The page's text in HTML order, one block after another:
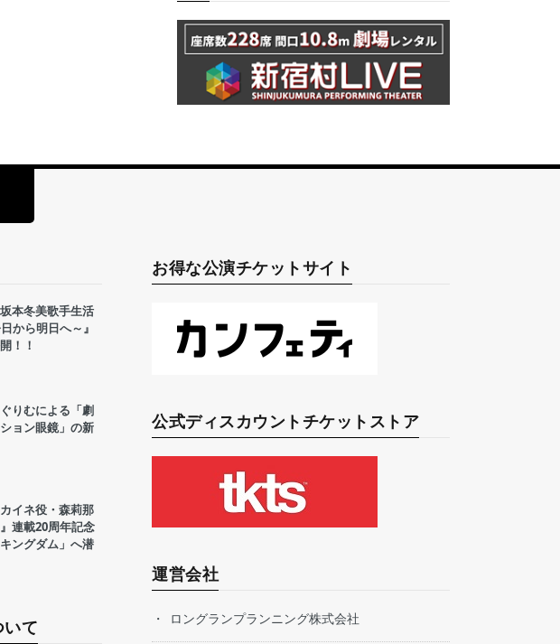
本冬美歌手生活
から明日へ～』
！！
りむによる「劇
ョン眼鏡」の新
イネ役・森莉那
連載20周年記念
ングダム」へ潜
て
お得な公演チケットサイト
公式ディスカウントチケットストア
運営会社
ロングランプランニング株式会社